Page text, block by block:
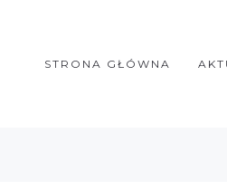
STRONA GŁÓWNA